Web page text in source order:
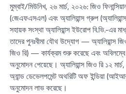
মুম্বাই/মিউনিখ, ২৬ মার্চ, ২০২৬: জিও
(জেএফএসএল) এবং অ্যালিয়ান্স গ্রুপ
সহায়ক সংস্থা অ্যালিয়ান্স ইউরোপ বি.ভি.-এর
তাদের পুনঃবীমা যৌথ উদ্যোগ — অ্যালিয়ান্স জিও
জিও রি) — কার্যক্রম শুরু করেছে এবং অবিলম্বে
অনুমোদন পেয়েছে। অ্যালিয়ান্স জিও রি ১২ মার্চ,
অ্যান্ড ডেভেলপমেন্ট অথরিটি অফ ইন্ডিয়া
অনুমোদন লাভ করেছে।